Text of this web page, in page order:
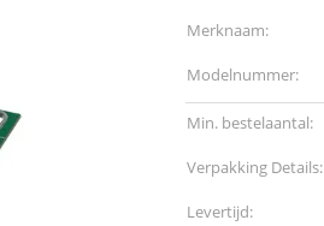
Merknaam:
Modelnummer:
Min. bestelaantal:
Verpakking Details:
Levertijd: